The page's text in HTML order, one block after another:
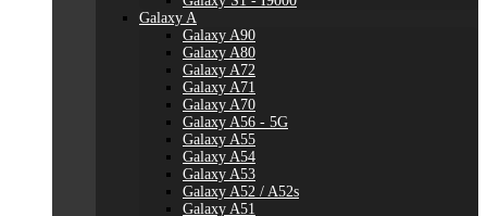
Galaxy A
Galaxy A90
Galaxy A80
Galaxy A72
Galaxy A71
Galaxy A70
Galaxy A56 - 5G
Galaxy A55
Galaxy A54
Galaxy A53
Galaxy A52 / A52s
Galaxy A51